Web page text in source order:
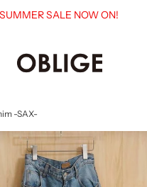
SUMMER SALE NOW ON!
-SAX-